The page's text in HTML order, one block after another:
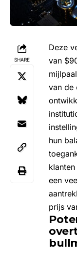
SHARE
Deze
van
van de
hun
een
prijs